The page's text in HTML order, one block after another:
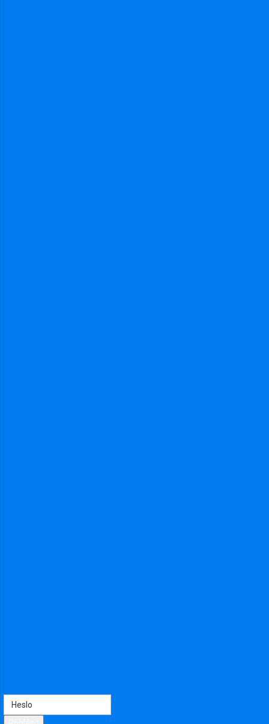
Poslední návštěva: Před 2 lety
From Praha